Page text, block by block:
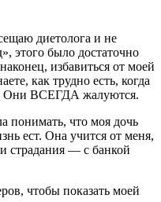
диетолога и не
этого было достаточно
избавиться от моей
как трудно есть, когда
Они ВСЕГДА жалуются.
понимать, что моя дочь
ест. Она учится от меня,
страдания — с банкой
чтобы показать моей